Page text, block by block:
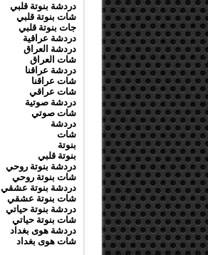
دردشة بنوتة قلبي
شات بنوتة قلبي
جات بنوتة قلبي
دردشة عراقية
دردشة العراق
شات العراق
دردشة عراقنا
شات عراقنا
شات عراقي
دردشة صوتية
شات صوتي
دردشة
شات
بنوتة
بنوتة قلبي
دردشة بنوتة روحي
شات بنوتة روحي
دردشة بنوتة عشقي
شات بنوتة عشقي
دردشة بنوتة حياتي
شات بنوتة حياتي
دردشة هوى بغداد
شات هوى بغداد